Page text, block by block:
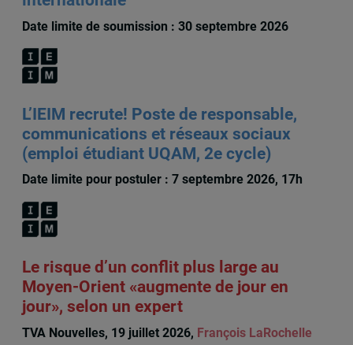
Date limite de soumission : 30 septembre 2026
L’IEIM recrute! Poste de responsable,
communications et réseaux sociaux
(emploi étudiant UQAM, 2e cycle)
Date limite pour postuler : 7 septembre 2026, 17h
Le risque d’un conflit plus large au
Moyen-Orient «augmente de jour en
jour», selon un expert
TVA Nouvelles, 19 juillet 2026, François LaRochelle